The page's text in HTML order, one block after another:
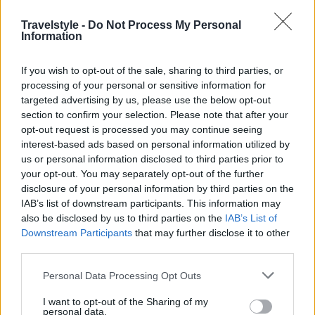
Travelstyle - Do Not Process My Personal
Information
If you wish to opt-out of the sale, sharing to third parties, or
processing of your personal or sensitive information for
targeted advertising by us, please use the below opt-out
section to confirm your selection. Please note that after your
opt-out request is processed you may continue seeing
interest-based ads based on personal information utilized by
us or personal information disclosed to third parties prior to
your opt-out. You may separately opt-out of the further
disclosure of your personal information by third parties on the
IAB’s list of downstream participants. This information may
also be disclosed by us to third parties on the IAB’s List of
Downstream Participants that may further disclose it to other
Please note that this website/app uses one or more Google
not limited to your visit or usage behaviour. You may click to
Personal Data Processing Opt Outs
I want to opt-out of the Sharing of my
personal data.
εισιτήριο λεωφορείου/τραμ πριν
επιβιβαστείτε
Εάν δείτε μηχάνημα εισιτηρίων αυτοεξυπηρέτησης
στο σταθμό ή στάση από την οποία αναχωρείτε,
χρησιμοποιήστε το . Είναι πάντα φθηνότερο να
αγοράσετε τα εισιτήριά σας εκ των προτέρων από
το να αγοράσετε απευθείας από τον οδηγό.
4.Προτεραιότητα στις διαβάσεις έχουν
πάντα οι πεζοί
τα οχήματα σταματούν. Όπως πάντα όμως, να